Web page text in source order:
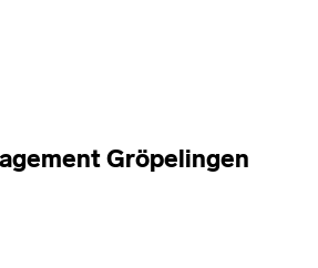
Gröpelingen